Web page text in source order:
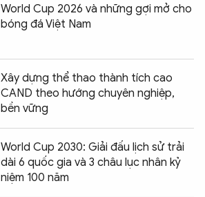
World Cup 2026 và những gợi mở cho
bóng đá Việt Nam
Xây dựng thể thao thành tích cao
CAND theo hướng chuyên nghiệp,
bền vững
World Cup 2030: Giải đấu lịch sử trải
dài 6 quốc gia và 3 châu lục nhân kỷ
niệm 100 năm